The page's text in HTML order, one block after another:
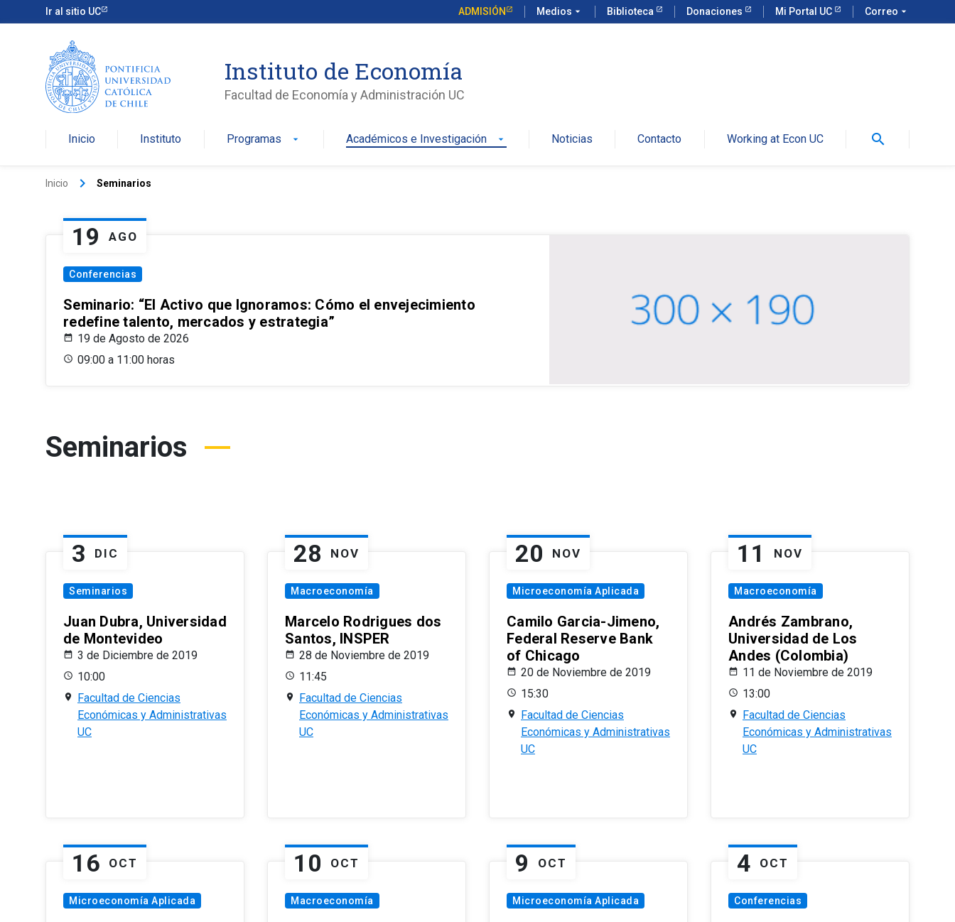
Ir al sitio UC ADMISIÓN Medios arrow_drop_down Biblioteca Donaciones Mi Portal UC Correo arrow_drop_down
Instituto de Economía
Facultad de Economía y Administración UC
Inicio Instituto Programas arrow_drop_down Académicos e Investigación arrow_drop_down Noticias Contacto Working at Econ UC search
Inicio keyboard_arrow_right Seminarios
19 AGO
Conferencias
Seminario: “El Activo que Ignoramos: Cómo el envejecimiento
redefine talento, mercados y estrategia”
19 de Agosto de 2026
09:00 a 11:00 horas
Seminarios
3 DIC
Seminarios
Juan Dubra, Universidad
de Montevideo
3 de Diciembre de 2019
10:00
Facultad de Ciencias
Económicas y Administrativas
UC
28 NOV
Macroeconomía
Marcelo Rodrigues dos
Santos, INSPER
28 de Noviembre de 2019
11:45
Facultad de Ciencias
Económicas y Administrativas
UC
20 NOV
Microeconomía Aplicada
Camilo Garcia-Jimeno,
Federal Reserve Bank
of Chicago
20 de Noviembre de 2019
15:30
Facultad de Ciencias
Económicas y Administrativas
UC
11 NOV
Macroeconomía
Andrés Zambrano,
Universidad de Los
Andes (Colombia)
11 de Noviembre de 2019
13:00
Facultad de Ciencias
Económicas y Administrativas
UC
16 OCT
Microeconomía Aplicada
10 OCT
Macroeconomía
9 OCT
Microeconomía Aplicada
4 OCT
Conferencias